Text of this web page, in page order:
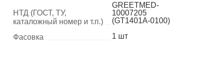
НТД (ГОСТ, ТУ,
каталожный номер и т.п.)
GREETMED-
10007205
(GT1401А-0100)
Фасовка
1 шт